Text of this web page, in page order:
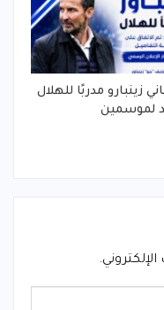
زينبارو مدربًا للهلال
لموسمين